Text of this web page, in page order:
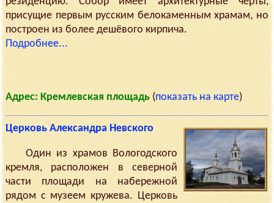
присущие первым русским белокаменным храмам, но
построен из более дешёвого кирпича.
Подробнее...
Адрес: Кремлевская площадь(показать на карте)
Церковь Александра Невского
Один из храмов Вологодского
кремля, расположен в северной
части площади на набережной
рядом с музеем кружева. Церковь